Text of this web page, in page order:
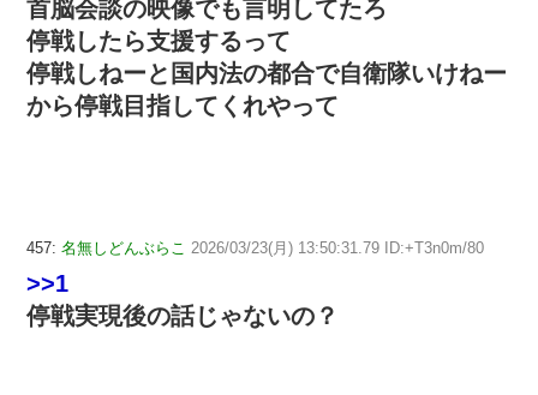
首脳会談の映像でも言明してたろ
停戦したら支援するって
停戦しねーと国内法の都合で自衛隊いけねー
から停戦目指してくれやって
457: 名無しどんぶらこ 2026/03/23(月) 13:50:31.79 ID:+T3n0m/80
>>1
停戦実現後の話じゃないの？